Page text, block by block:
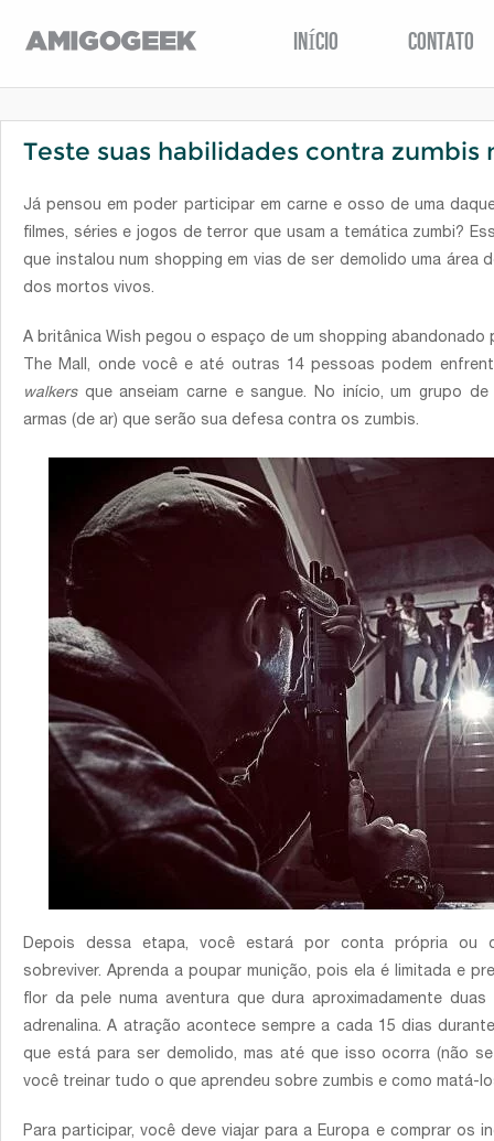
INÍCIO CONTATO
Teste suas habilidades contra zumbis
Já pensou em poder participar em carne e osso de uma
filmes, séries e jogos de terror que usam a temática zumbi?
que instalou num shopping em vias de ser demolido uma área
dos mortos vivos.
A britânica Wish pegou o espaço de um shopping abandonado
The Mall, onde você e até outras 14 pessoas podem
walkersque anseiam carne e sangue. No início, um grupo
armas (de ar) que serão sua defesa contra os zumbis.
Depois dessa etapa, você estará por conta própria ou
sobreviver. Aprenda a poupar munição, pois ela é limitada e
flor da pele numa aventura que dura aproximadamente
adrenalina. A atração acontece sempre a cada 15 dias
que está para ser demolido, mas até que isso ocorra (não
você treinar tudo o que aprendeu sobre zumbis e como matá-
Para participar, você deve viajar para a Europa e comprar os